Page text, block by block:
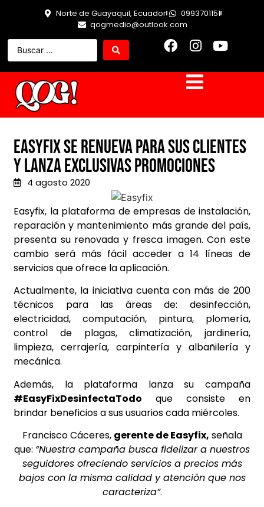
Norte de Guayaquil, Ecuador
0993701151
qogmedio@outlook.com
Easyfix se renueva para sus clientes
y lanza exclusivas promociones
4 agosto 2020
Easyfix, la plataforma de empresas de instalación,
reparación y mantenimiento más grande del país,
presenta su renovada y fresca imagen. Con este
cambio será más fácil acceder a 14 líneas de
servicios que ofrece la aplicación.
Actualmente, la iniciativa cuenta con más de 200
técnicos para las áreas de: desinfección,
electricidad, computación, pintura, plomería,
control de plagas, climatización, jardinería,
limpieza, cerrajería, carpintería y albañilería y
mecánica.
Además, la plataforma lanza su campaña
#EasyFixDesinfectaTodo que consiste en
brindar beneficios a sus usuarios cada miércoles.
Francisco Cáceres, gerente de Easyfix, señala
que: “Nuestra campaña busca fidelizar a nuestros
seguidores ofreciendo servicios a precios más
bajos con la misma calidad y atención que nos
caracteriza”.